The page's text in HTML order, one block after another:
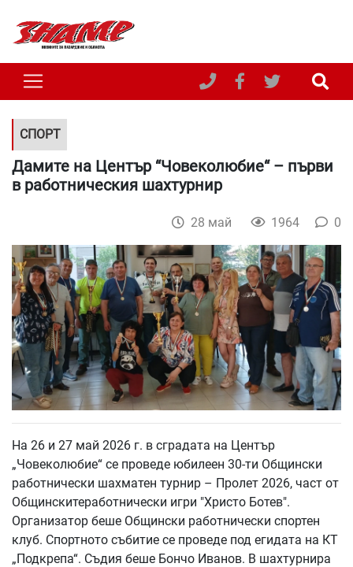
СПОРТ
Дамите на Център “Човеколюбие“ – първи
в работническия шахтурнир
28 май 1964 0
На 26 и 27 май 2026 г. в сградата на Център
„Човеколюбие“ се проведе юбилеен 30-ти Общински
работнически шахматен турнир – Пролет 2026, част от
Общинскитеработнически игри "Христо Ботев".
Организатор беше Общински работнически спортен
клуб. Спортното събитие се проведе под егидата на КТ
„Подкрепа“. Съдия беше Бончо Иванов. В шахтурнира